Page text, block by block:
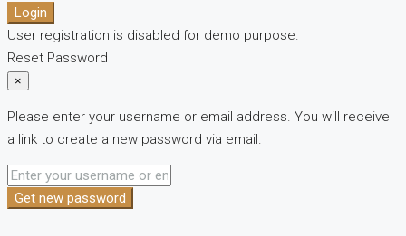
Login
User registration is disabled for demo purpose.
Reset Password
×
Please enter your username or email address. You will receive
a link to create a new password via email.
Get new password